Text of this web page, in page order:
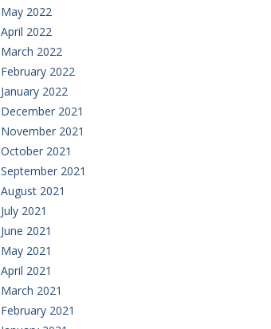
May 2022
April 2022
March 2022
February 2022
January 2022
December 2021
November 2021
October 2021
September 2021
August 2021
July 2021
June 2021
May 2021
April 2021
March 2021
February 2021